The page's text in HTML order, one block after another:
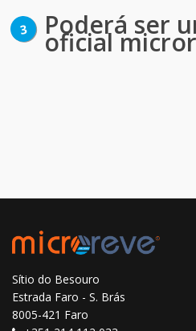
Poderá ser
oficial
Sítio do Besouro
Estrada Faro - S. Brás
8005-421 Faro